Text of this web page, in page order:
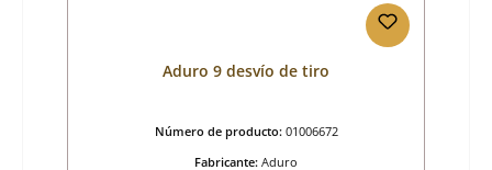
Aduro 9 desvío de tiro
Número de producto: 01006672
Fabricante: Aduro